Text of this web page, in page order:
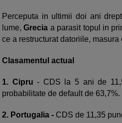
Perceputa in ultimii doi ani
lume,Grecia a parasit topul in
ce a restructurat datoriile, masura
Clasamentul actual
1. Cipru- CDS la 5 ani de
probabilitate de default de 63,7%.
2. Portugalia - CDS de 11,35